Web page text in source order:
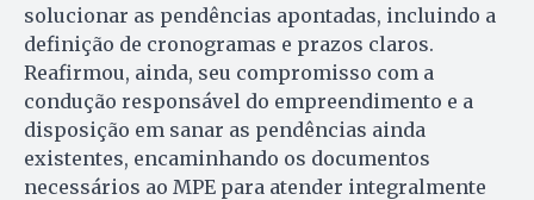
solucionar as pendências apontadas, incluindo a
definição de cronogramas e prazos claros.
Reafirmou, ainda, seu compromisso com a
condução responsável do empreendimento e a
disposição em sanar as pendências ainda
existentes, encaminhando os documentos
necessários ao MPE para atender integralmente